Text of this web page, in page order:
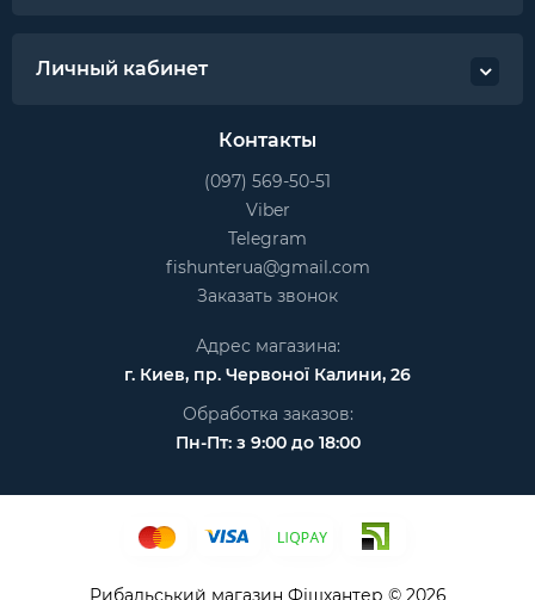
Личный кабинет
Контакты
(097) 569-50-51
Viber
Telegram
fishunterua@gmail.com
Заказать звонок
Адрес магазина:
г. Киев, пр. Червоної Калини, 26
Обработка заказов:
Пн-Пт: з 9:00 до 18:00
Рибальський магазин Фішхантер © 2026